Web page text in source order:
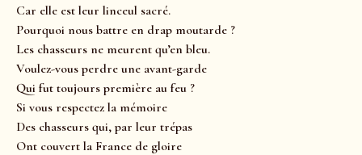
Car elle est leur linceul sacré.
Pourquoi nous battre en drap moutarde ?
Les chasseurs ne meurent qu’en bleu.
Voulez-vous perdre une avant-garde
Qui fut toujours première au feu ?
Si vous respectez la mémoire
Des chasseurs qui, par leur trépas
Ont couvert la France de gloire